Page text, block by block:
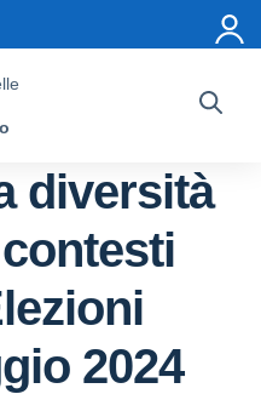
diversità
2024